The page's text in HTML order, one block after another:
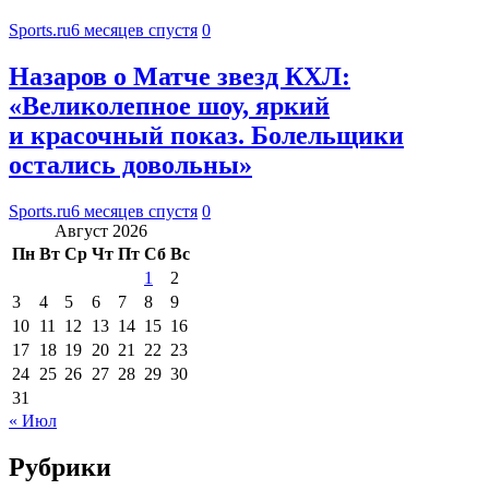
Sports.ru6 месяцев спустя 0
Назаров о Матче звезд КХЛ:
«Великолепное шоу, яркий
и красочный показ. Болельщики
остались довольны»
Sports.ru6 месяцев спустя 0
Август 2026
Пн Вт Ср Чт Пт Сб Вс
1
2
3
4 5 6 7 8
9
10 11 12 13 14 15 16
17 18 19 20 21 22 23
24 25 26 27 28 29 30
31
« Июл
Рубрики